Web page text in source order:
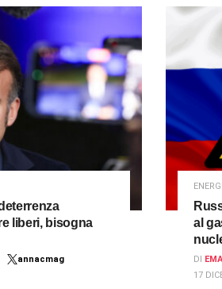
liberi, bisogna
annacmag
al
DI
17